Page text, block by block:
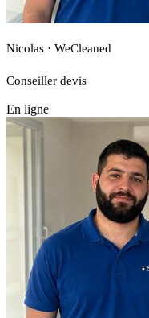
Nicolas · WeCleaned
Conseiller devis
En ligne